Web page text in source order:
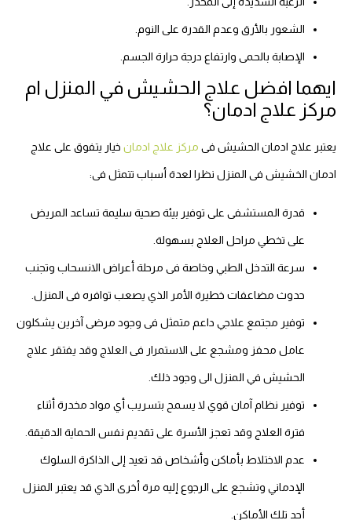
الشعور بالأرق وعدم القدرة على النوم.
الإصابة بالحمى وارتفاع درجة حرارة الجسم.
ايهما افضل علاج الحشيش في المنزل ام
مركز علاج ادمان؟
يعتبر علاج ادمان الحشيش فى مركز علاج ادمان خيار يتفوق على علاج
ادمان الخشيش فى المنزل نظرا لعدة أسباب تتمثل فى:
قدرة المستشفى على توفير بيئة صحية سليمة تساعد المريض
على تخطي مراحل العلاج بسهولة.
سرعة التدخل الطبي وخاصة فى مرحلة أعراض الانسحاب وتجنب
حدوث مضاعفات خطيرة الأمر الذي يصعب توافره فى المنزل.
توفير مجتمع علاجي داعم متمثل فى وجود مرضى آخرين يشكلون
عامل محفز ومشجع على الاستمرار فى العلاج وقد يفتقر علاج
الحشيش في المنزل الى وجود ذلك.
توفير نظام آمان قوي لا يسمح بتسريب أي مواد مخدرة أثناء
فترة العلاج وقد تعجز الأسرة على تقديم نفس الحماية الدقيقة.
عدم الاختلاط بأماكن وأشخاص قد تعيد إلى الذاكرة السلوك
الإدماني وتشجع على الرجوع إليه مرة أخرى الذي قد يعتبر المنزل
أحد تلك الأماكن.